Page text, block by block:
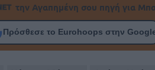
την Αγαπημένη σου πηγή για
Πρόσθεσε το Eurohoops στην